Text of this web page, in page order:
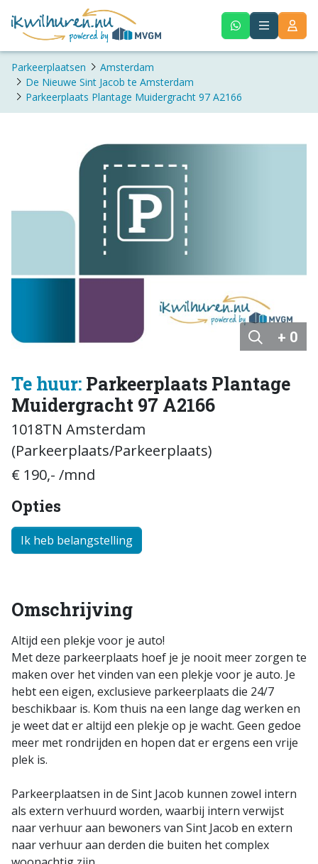
Parkeerplaatsen
Amsterdam
De Nieuwe Sint Jacob te Amsterdam
Parkeerplaats Plantage Muidergracht 97 A2166
+ 0
Te huur: Parkeerplaats Plantage
Muidergracht 97 A2166
1018TN Amsterdam
(Parkeerplaats/Parkeerplaats)
€ 190,- /mnd
Opties
Ik heb belangstelling
Omschrijving
Altijd een plekje voor je auto!
Met deze parkeerplaats hoef je je nooit meer zorgen te
maken over het vinden van een plekje voor je auto. Je
hebt een eigen, exclusieve parkeerplaats die 24/7
beschikbaar is. Kom thuis na een lange dag werken en
je weet dat er altijd een plekje op je wacht. Geen gedoe
meer met rondrijden en hopen dat er ergens een vrije
plek is.
Parkeerplaatsen in de Sint Jacob kunnen zowel intern
als extern verhuurd worden, waarbij intern verwijst
naar verhuur aan bewoners van Sint Jacob en extern
naar verhuur aan derden die buiten het complex